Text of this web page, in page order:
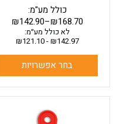
₪142.90–₪168.70
כולל מע"מ:
לא כולל מע״מ:
₪142.97
-
₪121.10
בחר אפשרויות
זה